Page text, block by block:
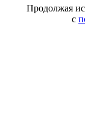
Продолжая
с